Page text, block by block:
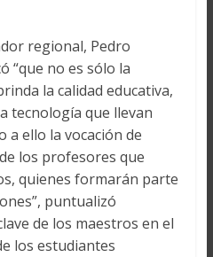
regional, Pedro
“que no es sólo la
la calidad educativa,
tecnología que llevan
a ello la vocación de
los profesores que
quienes formarán parte
puntualizó
de los maestros en el
los estudiantes